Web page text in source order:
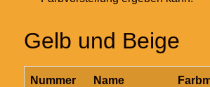
Gelb und Beige
Nummer Name